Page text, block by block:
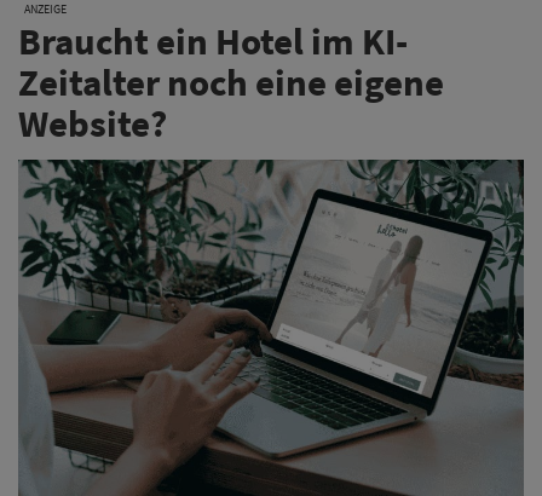
ANZEIGE
Braucht ein Hotel im KI-
Zeitalter noch eine eigene
Website?